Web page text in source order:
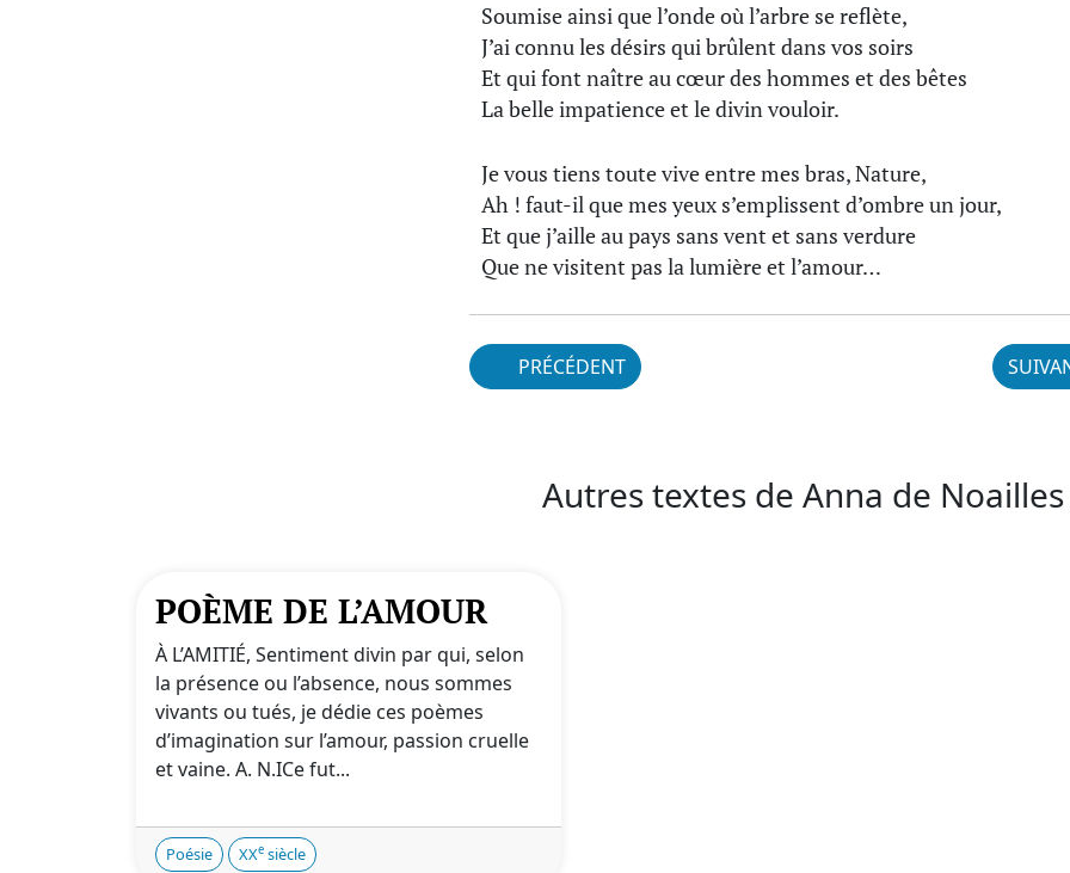
Soumise ainsi que l’onde où l’arbre se reflète,
J’ai connu les désirs qui brûlent dans vos soirs
Et qui font naître au cœur des hommes et des bêtes
La belle impatience et le divin vouloir.
Je vous tiens toute vive entre mes bras, Nature,
Ah ! faut-il que mes yeux s’emplissent d’ombre un jour,
Et que j’aille au pays sans vent et sans verdure
Que ne visitent pas la lumière et l’amour…
PRÉCÉDENT
Autres textes de Anna de Noailles
POÈME DE L’AMOUR
À L’AMITIÉ, Sentiment divin par qui, selon
la présence ou l’absence, nous sommes
vivants ou tués, je dédie ces poèmes
d’imagination sur l’amour, passion cruelle
et vaine. A. N.‌ICe fut...
Poésie XXe siècle